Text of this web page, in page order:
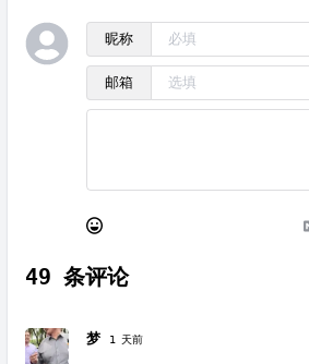
昵称
邮箱
49 条评论
梦 1 天前